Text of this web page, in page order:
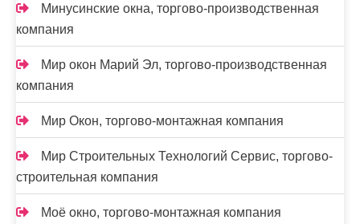
Минусинские окна, торгово-производственная
компания
Мир окон Марий Эл, торгово-производственная
компания
Мир Окон, торгово-монтажная компания
Мир Строительных Технологий Сервис, торгово-
строительная компания
Моё окно, торгово-монтажная компания